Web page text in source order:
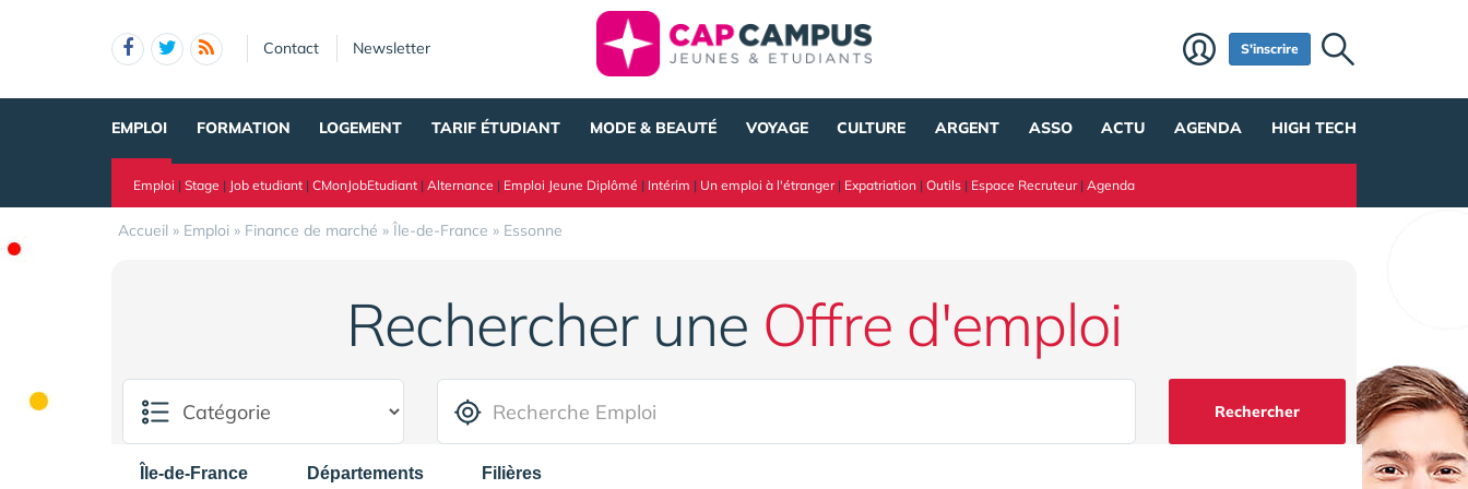
Contact Newsletter S'inscrire
EMPLOI FORMATION LOGEMENT TARIF ÉTUDIANT MODE & BEAUTÉ VOYAGE CULTURE ARGENT ASSO ACTU AGENDA HIGH TECH
Emploi | Stage | Job etudiant | CMonJobEtudiant | Alternance | Emploi Jeune Diplômé | Intérim | Un emploi à l'étranger| Expatriation | Outils | Espace Recruteur| Agenda
Accueil » Emploi » Finance de marché » Île-de-France » Essonne
Rechercher une Offre d'emploi
Rechercher
Île-de-France Départements Filières